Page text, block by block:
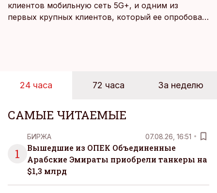
клиентов мобильную сеть 5G+, и одним из
первых крупных клиентов, который ее опробовал,
24 часа 72 часа За неделю
САМЫЕ ЧИТАЕМЫЕ
1
БИРЖА 07.08.26, 16:51
Вышедшие из ОПЕК Объединенные
Арабские Эмираты приобрели танкеры на
$1,3 млрд